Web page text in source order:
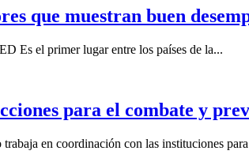
que muestran buen
Es el primer lugar entre los países de la...
para el combate y
en coordinación con las instituciones